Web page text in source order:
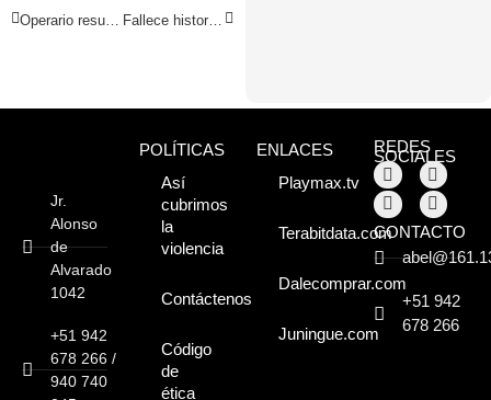
Fallece historiador Moyobambino y amazónico Adrián Mendoza
Jr.
Alonso
de
Alvarado
1042
+51 942
678 266 /
940 740
POLÍTICAS
Así
cubrimos
la
violencia
Contáctenos
Código
de
ética
ENLACES
Playmax.tv
Terabitdata.com
Dalecomprar.com
Juningue.com
REDES
SOCIALES
CONTACTO
+51 942
678 266